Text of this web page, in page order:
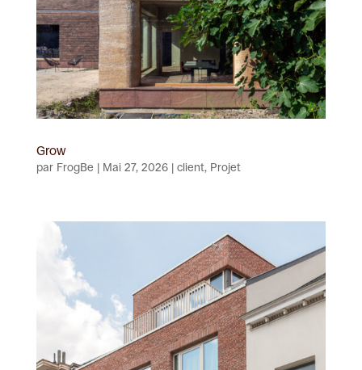
Grow
par FrogBe | Mai 27, 2026| client, Projet